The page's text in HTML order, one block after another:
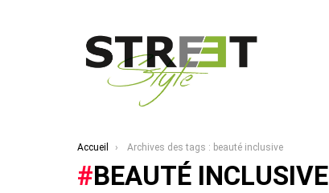
Vous êtes ici :
Accueil Archives des tags : beauté inclusive
BEAUTÉ INCLUSIVE